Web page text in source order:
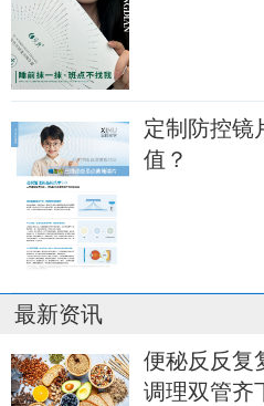
定制防控镜
值？
最新资讯
便秘反反复
调理双管齐